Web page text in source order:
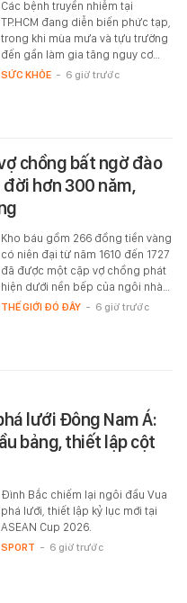
Các bệnh truyền nhiễm tại
TP.HCM đang diễn biến phức tạp,
trong khi mùa mưa và tựu trường
đến gần làm gia tăng nguy cơ…
SỨC KHỎE - 6 giờ trước
chồng bất ngờ đào
hơn 300 năm,
Kho báu gồm 266 đồng tiền vàng
có niên đại từ năm 1610 đến 1727
đã được một cặp vợ chồng phát
hiện dưới nền bếp của ngôi nhà…
THẾ GIỚI ĐÓ ĐÂY - 6 giờ trước
lưới Đông Nam Á:
bảng, thiết lập cột
Đình Bắc chiếm lại ngôi đầu Vua
phá lưới, thiết lập kỷ lục mới tại
ASEAN Cup 2026.
SPORT - 6 giờ trước